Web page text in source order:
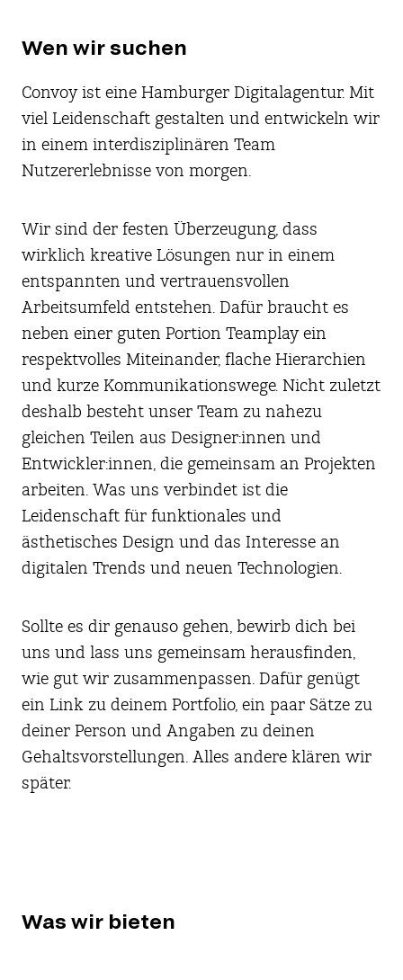
Wen wir suchen
Convoy ist eine Hamburger Digitalagentur. Mit
viel Leidenschaft gestalten und entwickeln wir
in einem interdisziplinären Team
Nutzererlebnisse von morgen.
Wir sind der festen Überzeugung, dass
wirklich kreative Lösungen nur in einem
entspannten und vertrauensvollen
Arbeitsumfeld entstehen. Dafür braucht es
neben einer guten Portion Teamplay ein
respektvolles Miteinander, flache Hierarchien
und kurze Kommunikationswege. Nicht zuletzt
deshalb besteht unser Team zu nahezu
gleichen Teilen aus Designer:innen und
Entwickler:innen, die gemeinsam an Projekten
arbeiten. Was uns verbindet ist die
Leidenschaft für funktionales und
ästhetisches Design und das Interesse an
digitalen Trends und neuen Technologien.
Sollte es dir genauso gehen, bewirb dich bei
uns und lass uns gemeinsam herausfinden,
wie gut wir zusammenpassen. Dafür genügt
ein Link zu deinem Portfolio, ein paar Sätze zu
deiner Person und Angaben zu deinen
Gehaltsvorstellungen. Alles andere klären wir
später.
Was wir bieten